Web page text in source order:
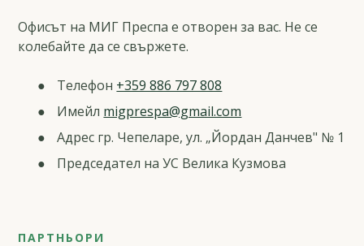
Офисът на МИГ Преспа е отворен за вас. Не се
колебайте да се свържете.
Телефон +359 886 797 808
Имейл migprespa@gmail.com
Адрес гр. Чепеларе, ул. „Йордан Данчев" № 1
Председател на УС Велика Кузмова
ПАРТНЬОРИ